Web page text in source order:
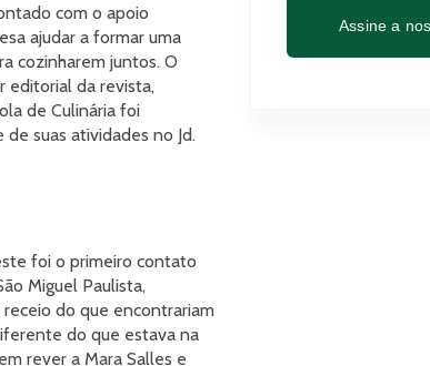
com o apoio
ajudar a formar uma
cozinharem juntos. O
editorial da revista,
de Culinária foi
suas atividades no Jd.
foi o primeiro contato
Miguel Paulista,
do que encontrariam
do que estava na
rever a Mara Salles e
Assine a